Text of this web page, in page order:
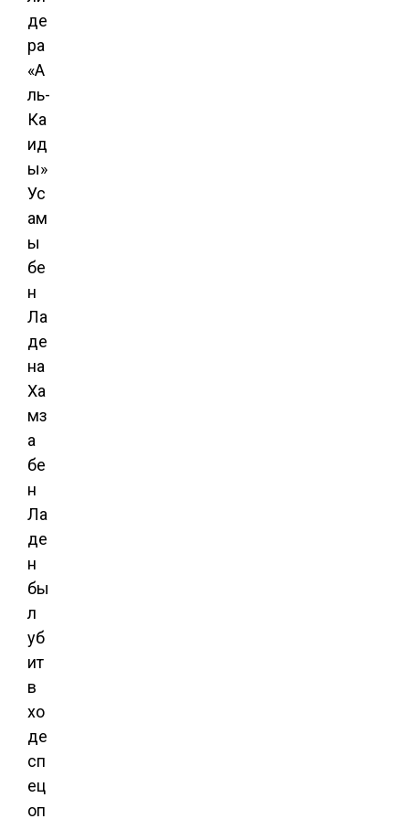
де
ра
«А
ль-
Ка
ид
ы»
Ус
ам
ы
бе
н
Ла
де
на
Ха
мз
а
бе
н
Ла
де
н
бы
л
уб
ит
в
хо
де
сп
ец
оп